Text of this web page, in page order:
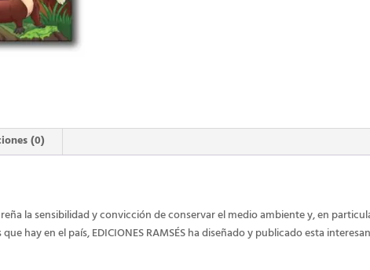
(0)
la sensibilidad y convicción de conservar el medio ambiente y, en
hay en el país, EDICIONES RAMSÉS ha diseñado y publicado esta